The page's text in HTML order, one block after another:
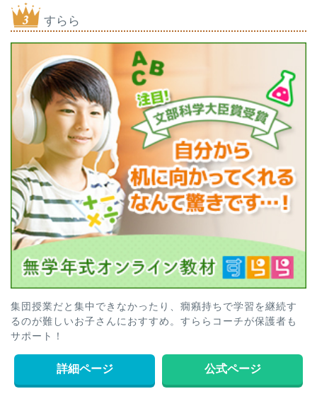
すらら
集団授業だと集中できなかったり、癇癪持ちで学習を継続す
るのが難しいお子さんにおすすめ。すららコーチが保護者も
サポート！
詳細ページ 公式ページ